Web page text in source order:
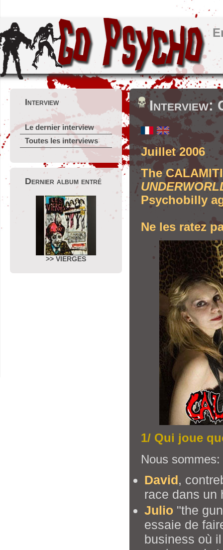
Interview
Le dernier interview
Toutes les interviews
Dernier album entré
>> VIERGES
Interview:
Juillet 2006
The
Psychobilly
Ne les ratez
1/ Qui joue
Nous sommes:
David,
race dans un
Julio "the
essaie de
business où